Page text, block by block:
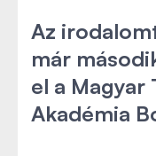
Az
már
el a Magyar
Akadémia